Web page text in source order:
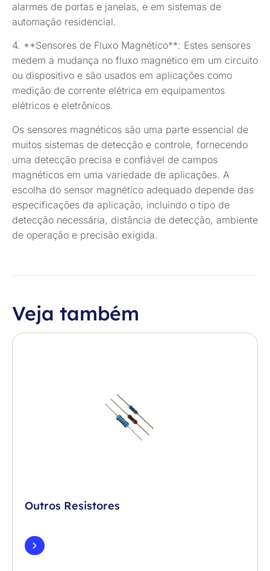
alarmes de portas e janelas, e em sistemas de
automação residencial.
4. **Sensores de Fluxo Magnético**: Estes sensores
medem a mudança no fluxo magnético em um circuito
ou dispositivo e são usados em aplicações como
medição de corrente elétrica em equipamentos
elétricos e eletrônicos.
Os sensores magnéticos são uma parte essencial de
muitos sistemas de detecção e controle, fornecendo
uma detecção precisa e confiável de campos
magnéticos em uma variedade de aplicações. A
escolha do sensor magnético adequado depende das
especificações da aplicação, incluindo o tipo de
detecção necessária, distância de detecção, ambiente
de operação e precisão exigida.
Veja também
Outros Resistores